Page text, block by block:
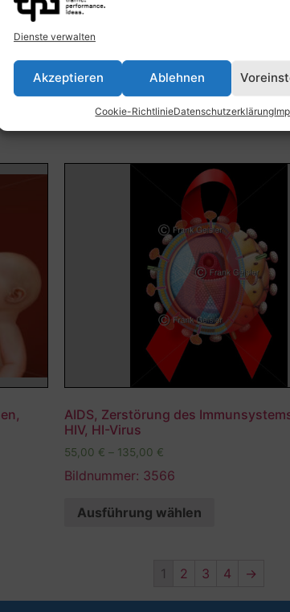
Dienste verwalten
Akzeptieren Ablehnen
Cookie-RichtlinieDatenschutzerklärung
der
Histologie Drüsenläppchen der
Milchgang
Bildnummer: 3739
Ausführung wählen
AIDS, Zerstörung des
HIV, HI-Virus
55,00 € – 135,00 €
Bildnummer: 3566
Ausführung wählen
1 2 3 4 →